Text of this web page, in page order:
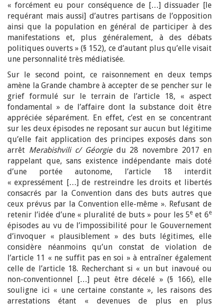
« forcément eu pour conséquence de […] dissuader [le
requérant mais aussi] d’autres partisans de l’opposition
ainsi que la population en général de participer à des
manifestations et, plus généralement, à des débats
politiques ouverts » (§ 152), ce d’autant plus qu’elle visait
une personnalité très médiatisée.
Sur le second point, ce raisonnement en deux temps
amène la Grande chambre à accepter de se pencher sur le
grief formulé sur le terrain de l’article 18, « aspect
fondamental » de l’affaire dont la substance doit être
appréciée séparément. En effet, c’est en se concentrant
sur les deux épisodes ne reposant sur aucun but légitime
qu’elle fait application des principes exposés dans son
arrêt Merabishvili c/ Géorgiedu 28 novembre 2017 en
rappelant que, sans existence indépendante mais doté
d’une portée autonome, l’article 18 interdit
« expressément […] de restreindre les droits et libertés
consacrés par la Convention dans des buts autres que
ceux prévus par la Convention elle-même ». Refusant de
retenir l’idée d’une « pluralité de buts » pour les 5e et 6e
épisodes au vu de l’impossibilité pour le Gouvernement
d’invoquer « plausiblement » des buts légitimes, elle
considère néanmoins qu’un constat de violation de
l’article 11 « ne suffit pas en soi » à entraîner également
celle de l’article 18. Recherchant si « un but inavoué ou
non-conventionnel […] peut être décelé » (§ 166), elle
souligne ici « une certaine constante », les raisons des
arrestations étant « devenues de plus en plus